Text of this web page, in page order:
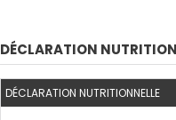
DÉCLARATION
DÉCLARATION NUTRITIONNELLE